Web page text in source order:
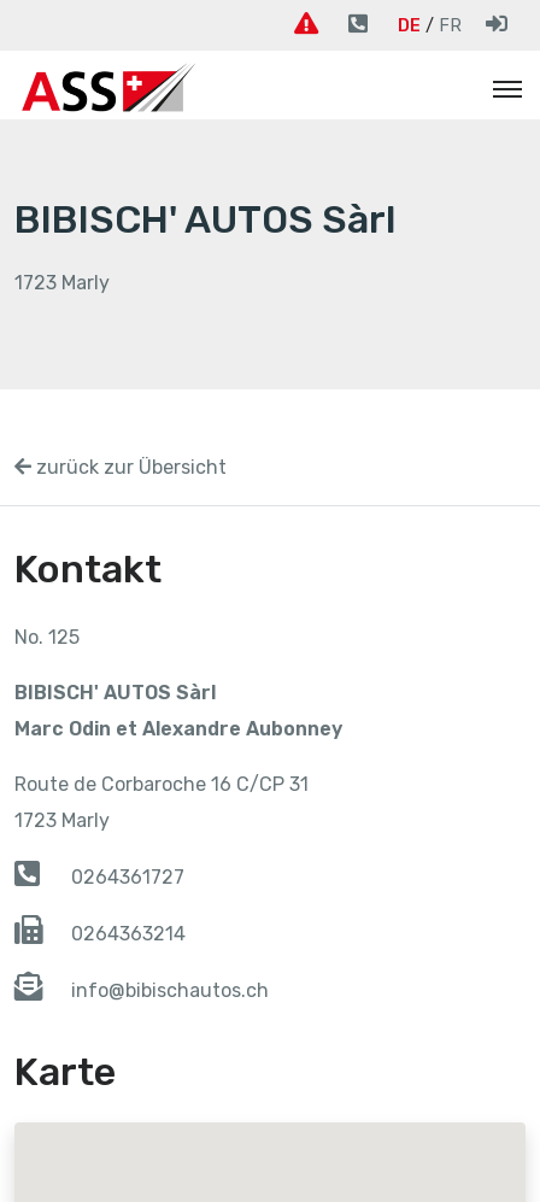
DE FR
BIBISCH' AUTOS Sàrl
1723 Marly
zurück zur Übersicht
Kontakt
No. 125
BIBISCH' AUTOS Sàrl
Marc Odin et Alexandre Aubonney
Route de Corbaroche 16 C/CP 31
1723 Marly
0264361727
0264363214
info@bibischautos.ch
Karte